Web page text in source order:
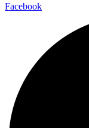
Facebook